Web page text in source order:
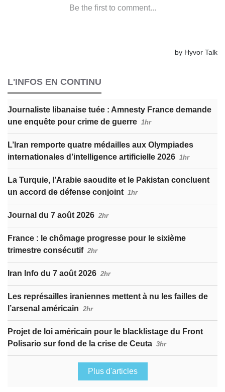
L'INFOS EN CONTINU
Journaliste libanaise tuée : Amnesty France demande
une enquête pour crime de guerre 1hr
L’Iran remporte quatre médailles aux Olympiades
internationales d’intelligence artificielle 2026 1hr
La Turquie, l’Arabie saoudite et le Pakistan concluent
un accord de défense conjoint 1hr
Journal du 7 août 2026 2hr
France : le chômage progresse pour le sixième
trimestre consécutif 2hr
Iran Info du 7 août 2026 2hr
Les représailles iraniennes mettent à nu les failles de
l’arsenal américain 2hr
Projet de loi américain pour le blacklistage du Front
Polisario sur fond de la crise de Ceuta 3hr
Plus d'articles